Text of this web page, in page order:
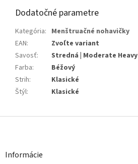
Dodatočné parametre
Kategória: Menštruačné nohavičky
EAN:
Zvoľte variant
Savosť:
Stredná | Moderate Heavy
Farba:
Béžový
Strih:
Klasické
Štýl: Klasické
Z
Informácie